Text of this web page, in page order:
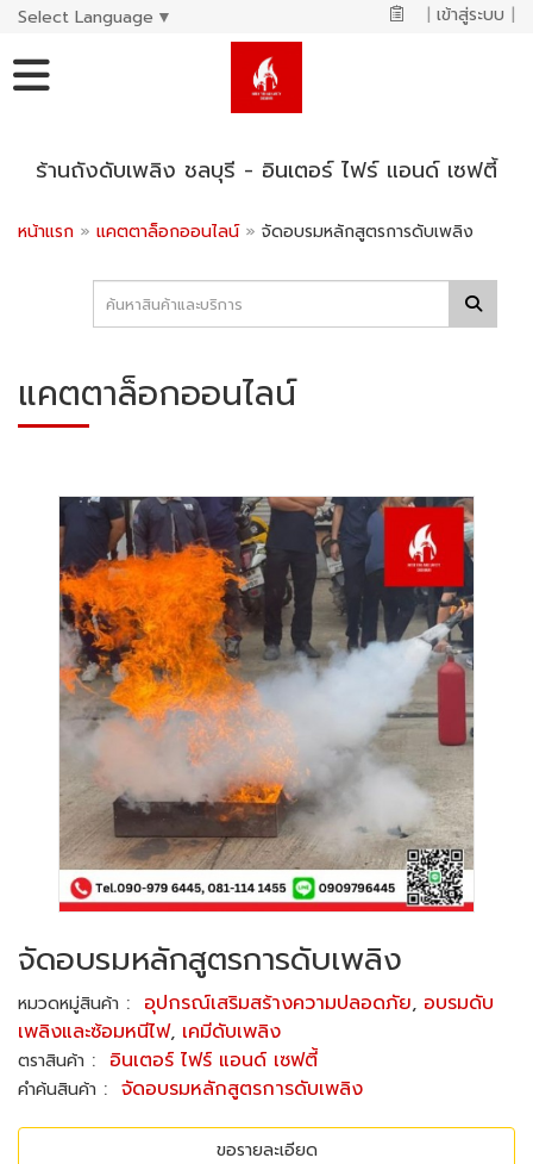
Select Language ▼ | เข้าสู่ระบบ |
ร้านถังดับเพลิง ชลบุรี - อินเตอร์ ไฟร์ แอนด์ เซฟตี้
หน้าแรก » แคตตาล็อกออนไลน์ » จัดอบรมหลักสูตรการดับเพลิง
แคตตาล็อกออนไลน์
จัดอบรมหลักสูตรการดับเพลิง
หมวดหมู่สินค้า : อุปกรณ์เสริมสร้างความปลอดภัย, อบรมดับ
เพลิงและซ้อมหนีไฟ, เคมีดับเพลิง
ตราสินค้า : อินเตอร์ ไฟร์ แอนด์ เซฟตี้
คำค้นสินค้า : จัดอบรมหลักสูตรการดับเพลิง
ขอรายละเอียด